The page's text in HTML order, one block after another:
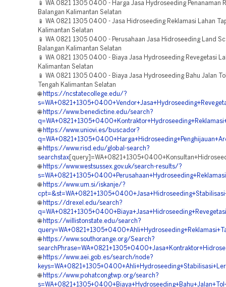
📱 WA 0821 1305 0400 - Harga Jasa Hydroseeding Penanaman
Balangan Kalimantan Selatan
📱 WA 0821 1305 0400 - Jasa Hidroseeding Reklamasi Lahan
Kalimantan Selatan
📱 WA 0821 1305 0400 - Perusahaan Jasa Hidroseeding Land
Balangan Kalimantan Selatan
📱 WA 0821 1305 0400 - Biaya Jasa Hydroseeding Revegetasi
Kalimantan Selatan
📱 WA 0821 1305 0400 - Biaya Jasa Hydroseeding Bahu Jalan
Tengah Kalimantan Selatan
🌐 https://ncstatecollege.edu/?
🌐 https://www.benedictine.edu/search?
🌐 https://www.uniovi.es/buscador?
🌐 https://www.risd.edu/global-search?
searchstax
🌐 https://www.westsussex.gov.uk/search-results/?
🌐 https://www.um.si/iskanje/?
🌐 https://drexel.edu/search?
🌐 https://willistonstate.edu/search?
🌐 https://www.southorange.org/Search?
🌐 https://www.aei.gob.es/search/node?
🌐 https://www.pohatcongtwp.org/search?